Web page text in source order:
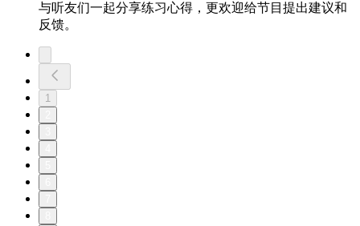
与听友们一起分享练习心得，更欢迎给节目提出建议和
反馈。
1